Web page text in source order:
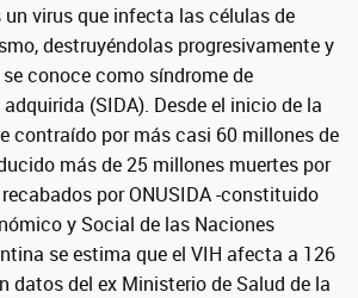
un virus que infecta las células de
destruyéndolas progresivamente y
conoce como síndrome de
(SIDA). Desde el inicio de la
contraído por más casi 60 millones de
más de 25 millones muertes por
por ONUSIDA -constituido
y Social de las Naciones
se estima que el VIH afecta a 126
datos del ex Ministerio de Salud de la